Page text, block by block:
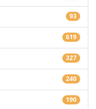
93
619
327
240
190